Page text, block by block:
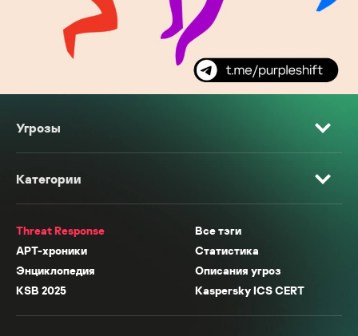
Угрозы
Категории
Threat Response
Все тэги
APT-хроники
Статистика
Энциклопедия
Описания угроз
KSB 2025
Kaspersky ICS CERT